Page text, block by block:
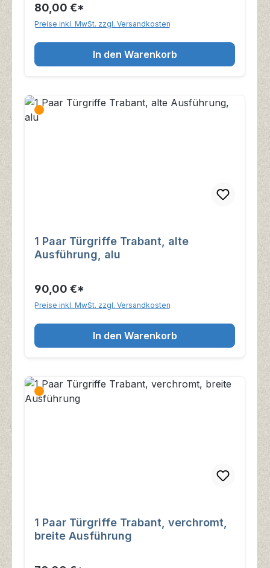
80,00 €*
Preise inkl. MwSt. zzgl. Versandkosten
In den Warenkorb
1 Paar Türgriffe Trabant, alte
Ausführung, alu
90,00 €*
Preise inkl. MwSt. zzgl. Versandkosten
In den Warenkorb
1 Paar Türgriffe Trabant, verchromt,
breite Ausführung